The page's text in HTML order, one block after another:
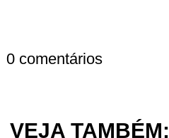
0 comentários
VEJA TAMBÉM: